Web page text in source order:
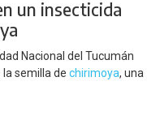
un insecticida
Nacional del Tucumán
semilla de chirimoya, una